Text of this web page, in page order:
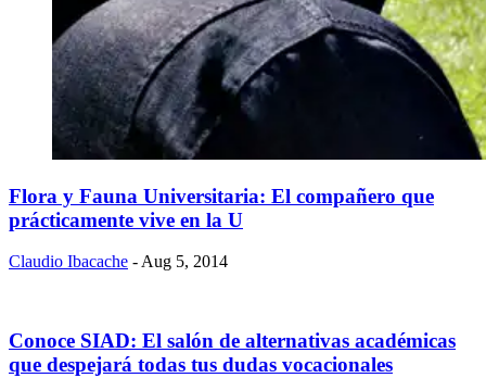
Flora y Fauna Universitaria: El compañero que
prácticamente vive en la U
Claudio Ibacache - Aug 5, 2014
Conoce SIAD: El salón de alternativas académicas
que despejará todas tus dudas vocacionales